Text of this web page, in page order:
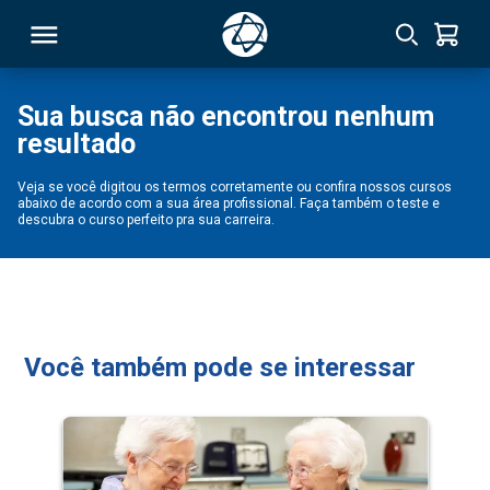
Sua busca não encontrou nenhum
resultado
Veja se você digitou os termos corretamente ou confira nossos cursos
abaixo de acordo com a sua área profissional. Faça também o teste e
descubra o curso perfeito pra sua carreira.
Você também pode se interessar